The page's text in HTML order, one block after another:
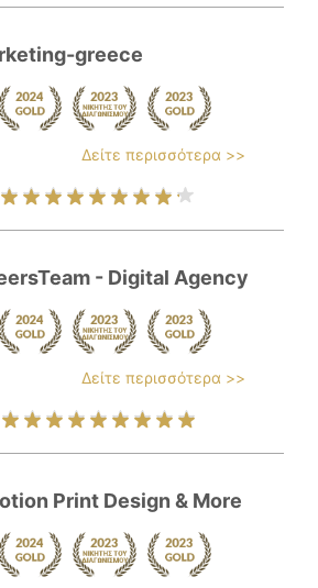
greece
Δείτε περισσότερα >>
- Digital Agency
Δείτε περισσότερα >>
Print Design & More